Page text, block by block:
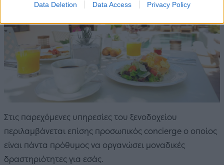
Data Deletion Data Access Privacy Policy
Στις παρεχόμενες υπηρεσίες του ξενοδοχείου
περιλαμβάνεται επίσης προσωπικός concierge ο οποίος
είναι πάντα πρόθυμος να οργανώσει μοναδικές
δραστηριότητες για εσάς.